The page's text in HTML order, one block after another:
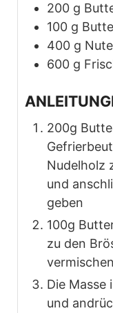
200 g
100 g
400 g
600 g
200g
Nudelholz
und
geben
100g
zu den
vermischen
Die Masse
und